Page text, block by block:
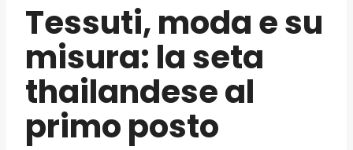
Tessuti, moda e su
misura: la seta
thailandese al
primo posto